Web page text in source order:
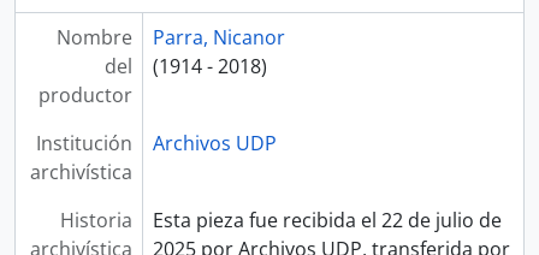
Nombre
del
productor
Parra, Nicanor
(1914 - 2018)
Institución
archivística
Archivos UDP
Historia
archivística
Esta pieza fue recibida el 22 de julio de
2025 por Archivos UDP, transferida por